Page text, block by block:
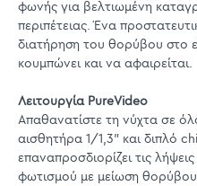
φωνής για βελτιωμένη
περιπέτειας. Ένα
διατήρηση του θορύβου στο
κουμπώνει και να αφαιρείται.
Λειτουργία PureVideo
Απαθανατίστε τη νύχτα σε
αισθητήρα 1/1,3" και διπλό
επαναπροσδιορίζει τις
φωτισμού με μείωση